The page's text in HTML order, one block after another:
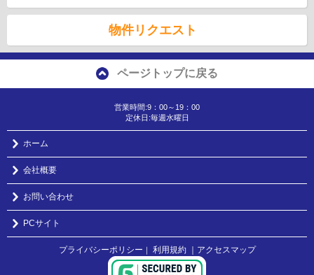
物件リクエスト
ページトップに戻る
営業時間:9：00～19：00
定休日:毎週水曜日
ホーム
会社概要
お問い合わせ
PCサイト
プライバシーポリシー ｜ 利用規約 ｜アクセスマップ